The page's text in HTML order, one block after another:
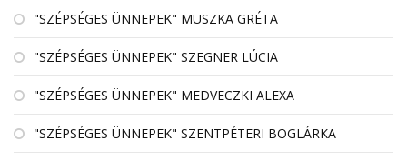
"SZÉPSÉGES ÜNNEPEK" MUSZKA GRÉTA
"SZÉPSÉGES ÜNNEPEK" SZEGNER LÚCIA
"SZÉPSÉGES ÜNNEPEK" MEDVECZKI ALEXA
"SZÉPSÉGES ÜNNEPEK" SZENTPÉTERI BOGLÁRKA